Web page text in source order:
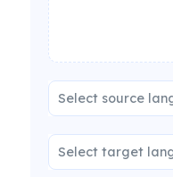
Select source
Select target